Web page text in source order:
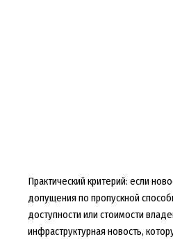
Практический критерий: если
допущения по пропускной
доступности или стоимости
инфраструктурная новость,